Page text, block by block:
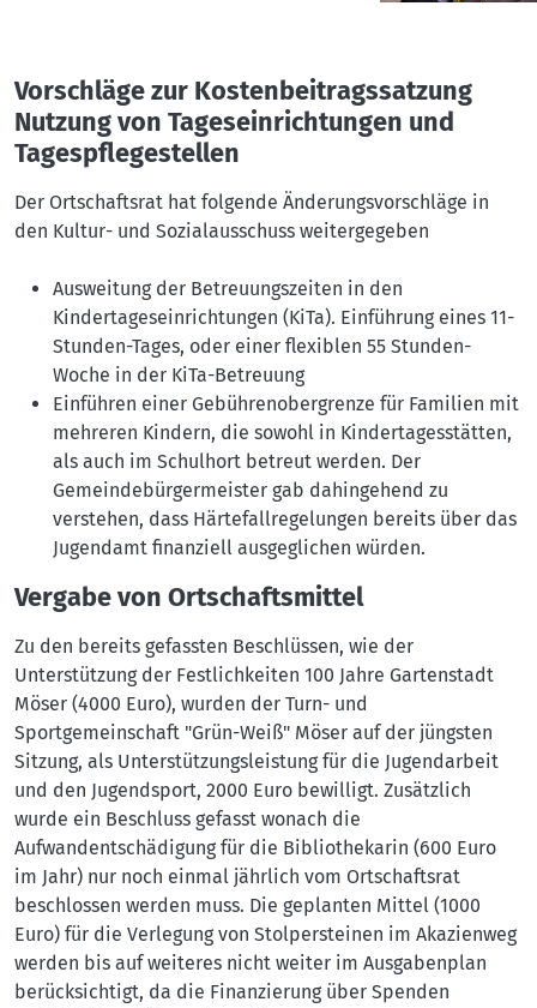
Vorschläge zur Kostenbeitragssatzung
Nutzung von Tageseinrichtungen und
Tagespflegestellen
Der Ortschaftsrat hat folgende Änderungsvorschläge in
den Kultur- und Sozialausschuss weitergegeben
Ausweitung der Betreuungszeiten in den
Kindertageseinrichtungen (KiTa). Einführung eines 11-
Stunden-Tages, oder einer flexiblen 55 Stunden-
Woche in der KiTa-Betreuung
Einführen einer Gebührenobergrenze für Familien mit
mehreren Kindern, die sowohl in Kindertagesstätten,
als auch im Schulhort betreut werden. Der
Gemeindebürgermeister gab dahingehend zu
verstehen, dass Härtefallregelungen bereits über das
Jugendamt finanziell ausgeglichen würden.
Vergabe von Ortschaftsmittel
Zu den bereits gefassten Beschlüssen, wie der
Unterstützung der Festlichkeiten 100 Jahre Gartenstadt
Möser (4000 Euro), wurden der Turn- und
Sportgemeinschaft "Grün-Weiß" Möser auf der jüngsten
Sitzung, als Unterstützungsleistung für die Jugendarbeit
und den Jugendsport, 2000 Euro bewilligt. Zusätzlich
wurde ein Beschluss gefasst wonach die
Aufwandentschädigung für die Bibliothekarin (600 Euro
im Jahr) nur noch einmal jährlich vom Ortschaftsrat
beschlossen werden muss. Die geplanten Mittel (1000
Euro) für die Verlegung von Stolpersteinen im Akazienweg
werden bis auf weiteres nicht weiter im Ausgabenplan
berücksichtigt, da die Finanzierung über Spenden